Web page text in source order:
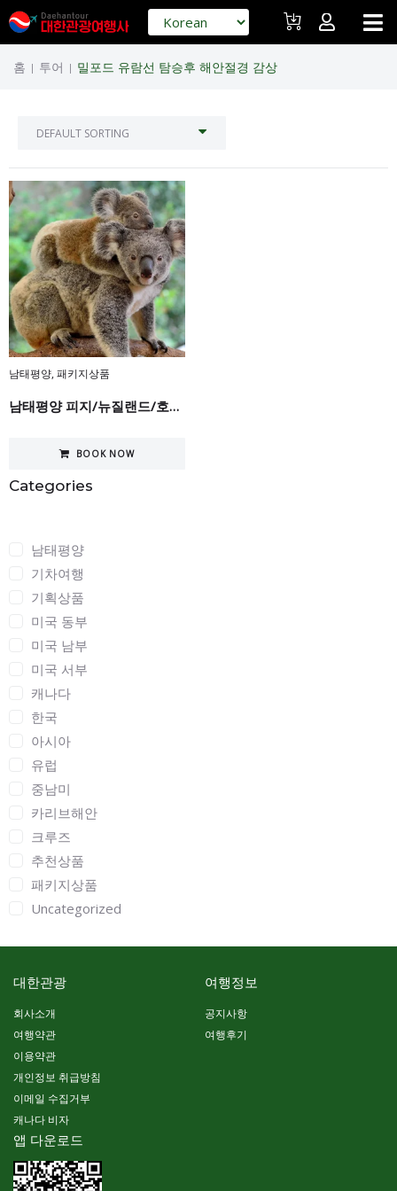
홈 | 투어 | 밀포드 유람선 탐승후 해안절경 감상
Categories
남태평양
기차여행
기획상품
미국 동부
미국 남부
미국 서부
캐나다
한국
아시아
유럽
중남미
카리브해안
크루즈
추천상품
패키지상품
Uncategorized
남태평양,패키지상품
남태평양 피지/뉴질랜드/호주13일
BOOK NOW
대한관광
회사소개
여행약관
이용약관
개인정보 취급방침
이메일 수집거부
캐나다 비자
여행정보
공지사항
여행후기
앱 다운로드